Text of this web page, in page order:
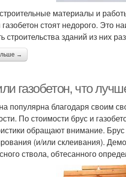
материалы и
стоят недорого. Это
строительства зданий из них
→
газобетон, что
популярна благодаря своим
По стоимости брус и
обращают внимание.
(и/или склеивания).
ствола, обтесанного